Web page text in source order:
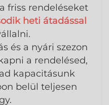
friss rendeléseket
heti átadással
és a nyári szezon
a rendelésed,
kapacitásunk
belül teljesen